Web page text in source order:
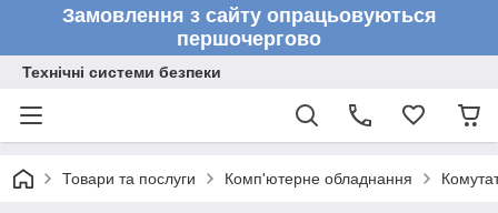
Замовлення з сайту опрацьовуються
першочергово
Технічні системи безпеки
Товари та послуги Комп'ютерне обладнання